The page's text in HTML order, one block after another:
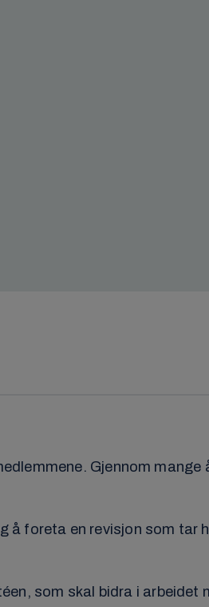
Gjennom
å foreta en revisjon som tar
som skal bidra i arbeidet